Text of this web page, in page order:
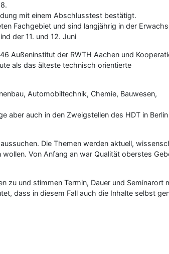
mit einem Abschlusstest bestätigt.
Fachgebiet und sind langjährig in der
der 11. und 12. Juni
Außeninstitut der RWTH Aachen und
als das älteste technisch orientierte
Automobiltechnik, Chemie, Bauwesen,
aber auch in den Zweigstellen des HDT in
Die Themen werden aktuell,
Von Anfang an war Qualität oberstes
zu und stimmen Termin, Dauer und Seminarort
dass in diesem Fall auch die Inhalte selbst